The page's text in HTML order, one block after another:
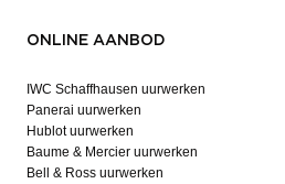
ONLINE AANBOD
IWC Schaffhausen uurwerken
Panerai uurwerken
Hublot uurwerken
Baume & Mercier uurwerken
Bell & Ross uurwerken